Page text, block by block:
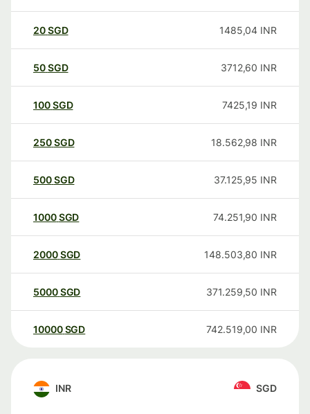
20SGD 1485,04 INR
50SGD 3712,60 INR
100SGD 7425,19 INR
250SGD 18.562,98 INR
500SGD 37.125,95 INR
1000SGD 74.251,90 INR
2000SGD 148.503,80 INR
5000SGD 371.259,50 INR
10000 SGD 742.519,00 INR
INR SGD